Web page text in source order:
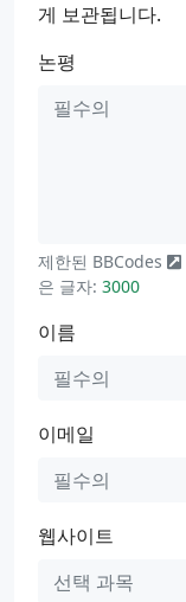
게 보관됩니다.
논평
제한된 BBCodes
은 글자: 3000
이름
이메일
웹사이트